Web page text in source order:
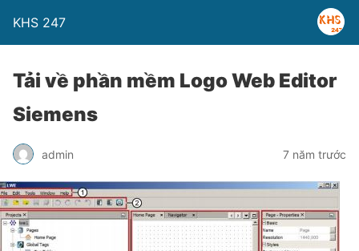
KHS 247
Tải về phần mềm Logo Web Editor
Siemens
admin 7 năm trước